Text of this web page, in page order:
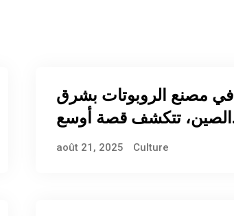
في مصنع الروبوتات بشرق
الصين، تتكشف قصة أوسع
للتصنيع الذكي الصيني
août 21, 2025 Culture